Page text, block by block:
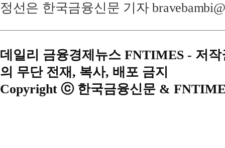
정선은 한국금융신문 기자
데일리 금융경제뉴스 FNTIMES - 저
의 무단 전재, 복사, 배포 금지
Copyright ⓒ 한국금융신문 &